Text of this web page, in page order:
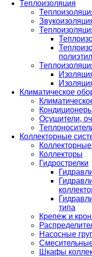
Теплоизоляция
Климатическое
Осушители,
Коллекторные
Коллекторы
Гидрострелки
типа
Крепеж и
Насосные
Шкафы